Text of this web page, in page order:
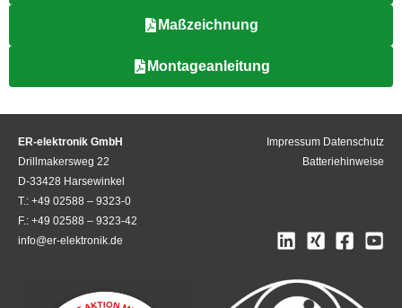
Maßzeichnung
Montageanleitung
ER-elektronik GmbH
Drillmakersweg 22
D-33428 Harsewinkel
T.: +49 02588 – 9323-0
F.: +49 02588 – 9323-42
info@er-elektronik.de
Impressum Datenschutz
Batteriehinweise